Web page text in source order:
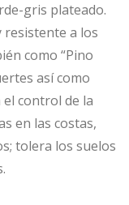
gris plateado.
resistente a los
como “Pino
así como
el control de la
en las costas,
tolera los suelos